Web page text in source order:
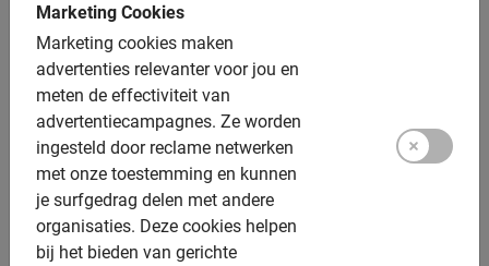
Marketing Cookies
Marketing cookies maken
advertenties relevanter voor jou en
meten de effectiviteit van
advertentiecampagnes. Ze worden
ingesteld door reclame netwerken
met onze toestemming en kunnen
je surfgedrag delen met andere
organisaties. Deze cookies helpen
bij het bieden van gerichte
Fietsen huren in Boedapest
Eigen tempo en route bepalen? Huur een fiets en verken de
stad. De beste manier om de Hongaarse hoofdstad te
4.6 (16)
v.a. € 12,-